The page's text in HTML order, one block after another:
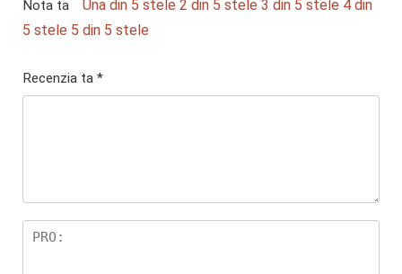
Nota ta Una din 5 stele 2 din 5 stele 3 din 5 stele 4 din
5 stele 5 din 5 stele
Recenzia ta *